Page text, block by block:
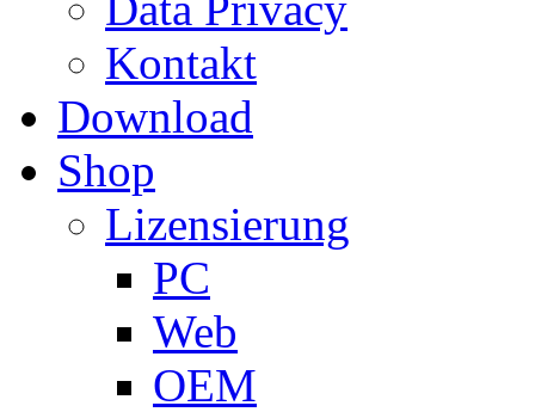
Kontakt
Download
Shop
Lizensierung
PC
Web
OEM